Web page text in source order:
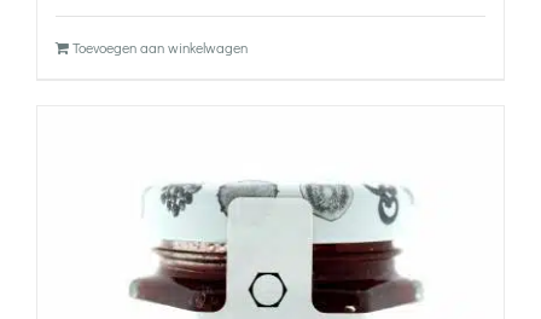
Toevoegen aan winkelwagen